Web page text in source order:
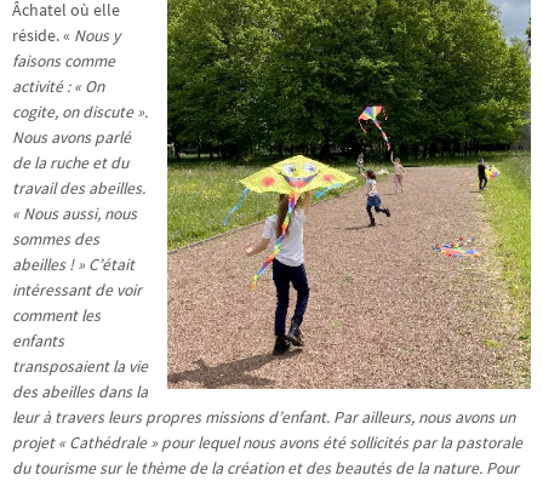
Âchatel où elle
réside. « Nous y
faisons comme
activité : « On
cogite, on discute ».
Nous avons parlé
de la ruche et du
travail des abeilles.
« Nous aussi, nous
sommes des
abeilles ! » C’était
intéressant de voir
comment les
enfants
transposaient la vie
des abeilles dans la
leur à travers leurs propres missions d’enfant. Par ailleurs, nous avons un
projet « Cathédrale » pour lequel nous avons été sollicités par la pastorale
du tourisme sur le thème de la création et des beautés de la nature. Pour